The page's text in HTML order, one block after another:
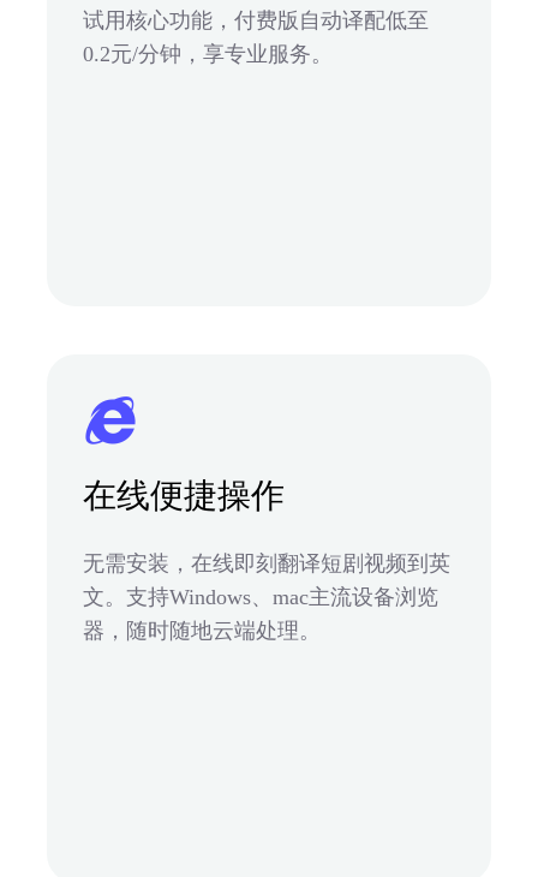
试用核心功能，付费版自动译配低至
0.2元/分钟，享专业服务。
在线便捷操作
无需安装，在线即刻翻译短剧视频到英
文。支持Windows、mac主流设备浏览
器，随时随地云端处理。